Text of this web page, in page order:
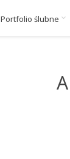
Portfolio ślubne